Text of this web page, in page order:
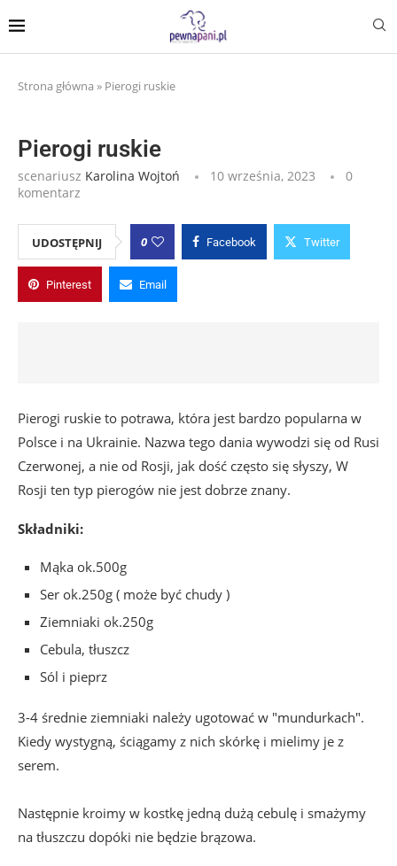
Strona główna » Pierogi ruskie
Pierogi ruskie
scenariusz Karolina Wojtoń 10 września, 2023
0
komentarz
UDOSTĘPNIJ 0 Facebook Twitter
Pinterest Email
Pierogi ruskie to potrawa, która jest bardzo popularna w
Polsce i na Ukrainie. Nazwa tego dania wywodzi się od Rusi
Czerwonej, a nie od Rosji, jak dość często się słyszy, W
Rosji ten typ pierogów nie jest dobrze znany.
Składniki:
Mąka ok.500g
Ser ok.250g ( może być chudy )
Ziemniaki ok.250g
Cebula, tłuszcz
Sól i pieprz
3-4 średnie ziemniaki należy ugotować w "mundurkach".
Kiedy wystygną, ściągamy z nich skórkę i mielimy je z
serem.
Następnie kroimy w kostkę jedną dużą cebulę i smażymy
na tłuszczu dopóki nie będzie brązowa.